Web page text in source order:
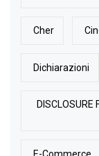
Cher
Dichiarazioni